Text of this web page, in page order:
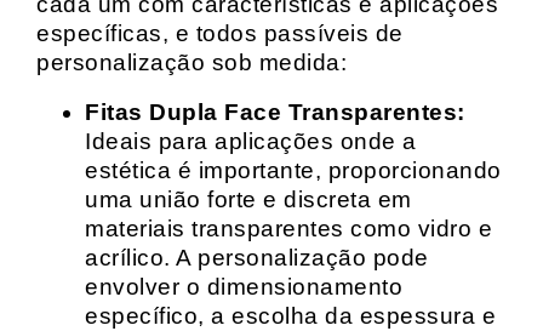
específicas, e todos passíveis de
personalização sob medida:
Fitas Dupla Face Transparentes:
Ideais para aplicações onde a
estética é importante, proporcionando
uma união forte e discreta em
materiais transparentes como vidro e
acrílico. A personalização pode
envolver o dimensionamento
específico, a escolha da espessura e